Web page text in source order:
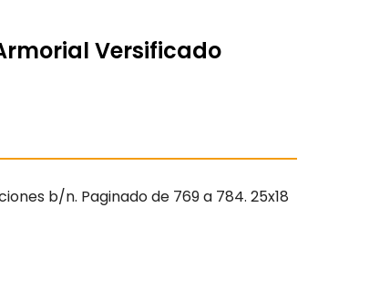
Versificado
b/n. Paginado de 769 a 784. 25x18